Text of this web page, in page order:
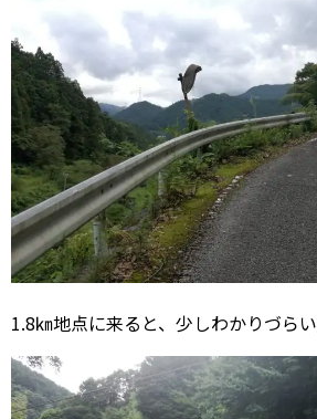
1.8㎞地点に来ると、少しわかりづら